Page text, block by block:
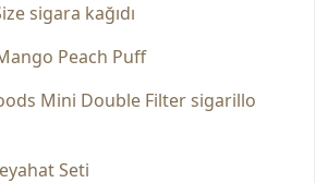
sigara kağıdı
Peach Puff
Mini Double Filter sigarillo
Seti